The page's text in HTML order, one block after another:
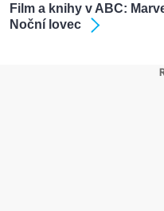
Film a knihy v ABC:
Noční lovec